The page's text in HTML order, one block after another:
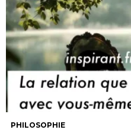
PHILOSOPHIE